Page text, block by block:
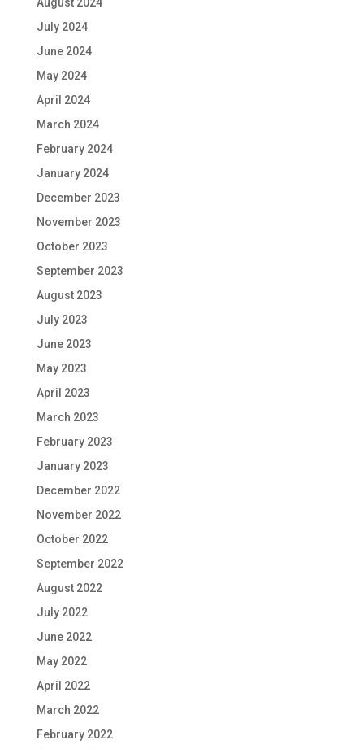
July 2024
June 2024
May 2024
April 2024
March 2024
February 2024
January 2024
December 2023
November 2023
October 2023
September 2023
August 2023
July 2023
June 2023
May 2023
April 2023
March 2023
February 2023
January 2023
December 2022
November 2022
October 2022
September 2022
August 2022
July 2022
June 2022
May 2022
April 2022
March 2022
February 2022